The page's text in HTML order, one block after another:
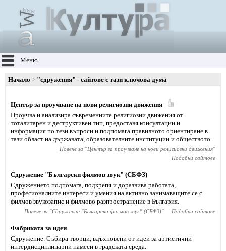
Меню
Начало "сдружения" - сайтове с тази ключова дума
Център за проучване на нови религиозни движения
Проучва и анализира съвременните религиозни движения от
тоталитарен и деструктивен тип, предоставя консултации и
информация по тези въпроси и подпомага правилното ориентиране в
тази област на държавата, образователните институции и обществото.
Повече за "Център за проучване на нови религиозни движения"
Подобни сайтове
Сдружение "Български филмов звук" (СБФЗ)
Сдружението подпомага, подкрепя и доразвива работата,
професионалните интереси и умения на активно занимаващите се с
филмов звукозапис и филмово разпространение в България.
Повече за "Сдружение "Български филмов звук" (СБФЗ)" Подобни сайтове
Фабриката за идеи
Сдружение. Събира творци, вдъхновени от идеи за артистични
интердисциплинарни намеси в градската среда.